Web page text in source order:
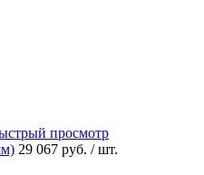
просмотр
29 067 руб. / шт.